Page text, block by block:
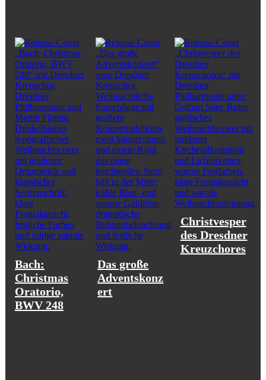
Bach:
Christmas
Oratorio,
BWV 248
Das große
Adventskonz
ert
Christvesper
des Dresdner
Kreuzchores